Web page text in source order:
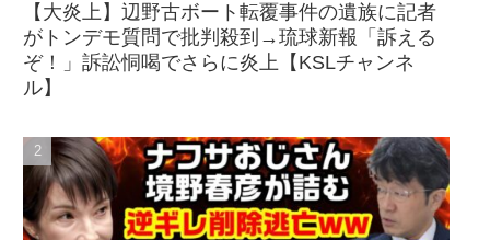
【大炎上】辺野古ボート転覆事件の遺族に記者
がトンデモ質問で批判殺到→琉球新報「訴える
ぞ！」訴訟恫喝でさらに炎上【KSLチャンネ
ル】